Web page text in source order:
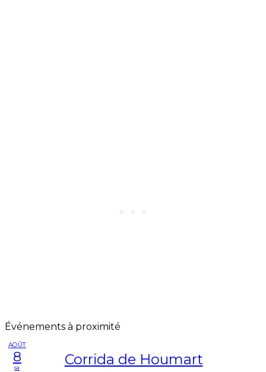
Événements à proximité
AOÛT
8
sa Corrida de Houmart